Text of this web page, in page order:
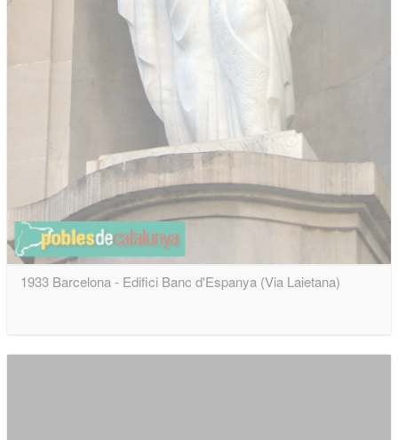
1933 Barcelona - Edifici Banc d'Espanya (Via Laietana)